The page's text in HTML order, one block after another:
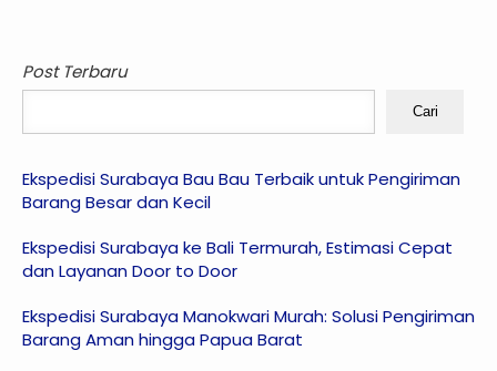
Post Terbaru
Cari
Ekspedisi Surabaya Bau Bau Terbaik untuk Pengiriman
Barang Besar dan Kecil
Ekspedisi Surabaya ke Bali Termurah, Estimasi Cepat
dan Layanan Door to Door
Ekspedisi Surabaya Manokwari Murah: Solusi Pengiriman
Barang Aman hingga Papua Barat